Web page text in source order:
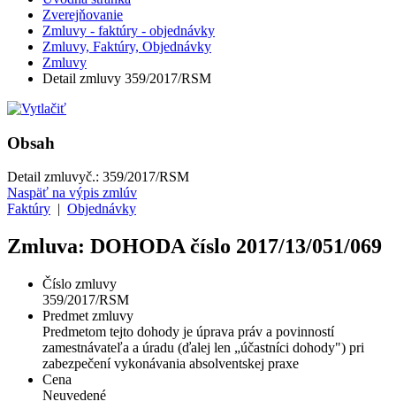
Zverejňovanie
Zmluvy - faktúry - objednávky
Zmluvy, Faktúry, Objednávky
Zmluvy
Detail zmluvy 359/2017/RSM
Obsah
Detail zmluvyč.: 359/2017/RSM
Naspäť na výpis zmlúv
Faktúry | Objednávky
Zmluva: DOHODA číslo 2017/13/051/069
Číslo zmluvy
359/2017/RSM
Predmet zmluvy
Predmetom tejto dohody je úprava práv a povinností
zamestnávateľa a úradu (ďalej len „účastníci dohody") pri
zabezpečení vykonávania absolventskej praxe
Cena
Neuvedené